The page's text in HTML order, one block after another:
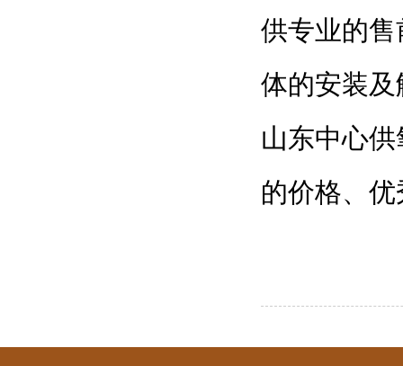
供专业的
体的安装
山东中心
的价格、